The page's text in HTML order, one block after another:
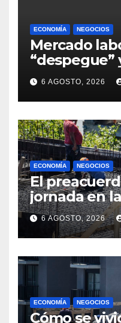
ECONOMÍA NEGOCIOS
Mercado
“despegue”
expectativas
sobre
6 AGOSTO, 2026
ECONOMÍA NEGOCIOS
El
jornada en
menos
convenio
6 AGOSTO, 2026
ECONOMÍA NEGOCIOS
Cómo se